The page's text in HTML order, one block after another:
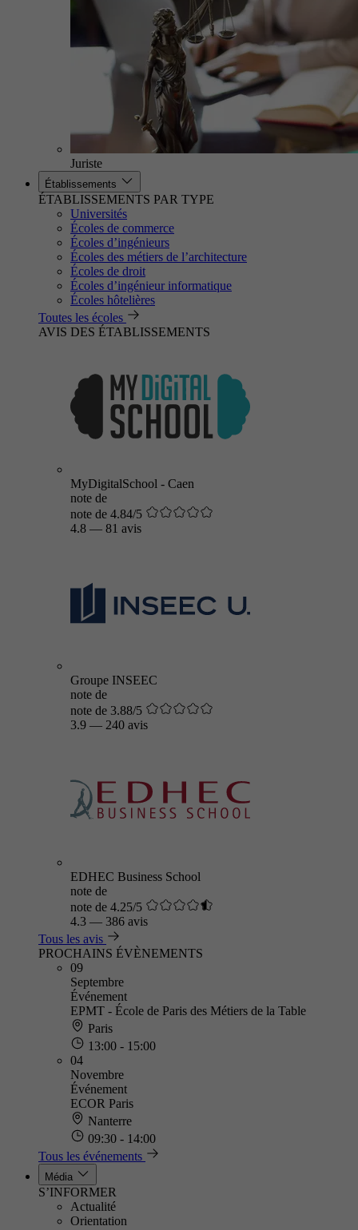
Juriste
Établissements
ÉTABLISSEMENTS PAR TYPE
Universités
Écoles de commerce
Écoles d’ingénieurs
Écoles des métiers de l’architecture
Écoles de droit
Écoles d’ingénieur informatique
Écoles hôtelières
Toutes les écoles
AVIS DES ÉTABLISSEMENTS
MyDigitalSchool - Caen
note de
note de 4.84/5
4.8 — 81 avis
Groupe INSEEC
note de
note de 3.88/5
3.9 — 240 avis
EDHEC Business School
note de
note de 4.25/5
4.3 — 386 avis
Tous les avis
PROCHAINS ÉVÈNEMENTS
09
Septembre
Événement
EPMT - École de Paris des Métiers de la Table
Paris
13:00 - 15:00
04
Novembre
Événement
ECOR Paris
Nanterre
09:30 - 14:00
Tous les événements
Média
S’INFORMER
Actualité
Orientation